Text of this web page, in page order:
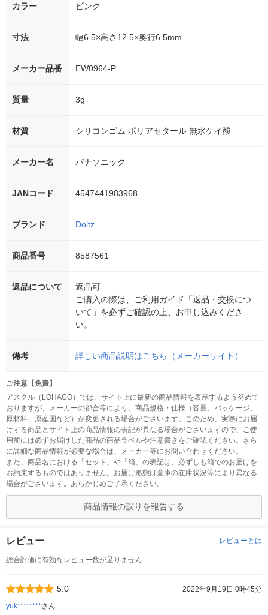
カラー ピンク
寸法 幅6.5×高さ12.5×奥行6.5mm
メーカー品番 EW0964-P
質量 3g
材質 シリコンゴム ポリアセタール 無水ケイ酸
メーカー名 パナソニック
JANコード 4547441983968
ブランド Doltz
商品番号 8587561
返品について
返品可
ご購入の際は、ご利用ガイド「返品・交換につ
いて」を必ずご確認の上、お申し込みくださ
い。
備考 詳しい商品説明はこちら（メーカーサイト）
ご注意【免責】
アスクル（LOHACO）では、サイト上に最新の商品情報を表示するよう努めて
おりますが、メーカーの都合等により、商品規格・仕様（容量、パッケージ、
原材料、原産国など）が変更される場合がございます。このため、実際にお届
けする商品とサイト上の商品情報の表記が異なる場合がございますので、ご使
用前には必ずお届けした商品の商品ラベルや注意書きをご確認ください。さら
に詳細な商品情報が必要な場合は、メーカー等にお問い合わせください。
また、商品名における「セット」や「箱」の表記は、必ずしも箱でのお届けを
お約束するものではありません。お届け形態は倉庫の在庫状況等により異なる
場合がございます。あらかじめご了承ください。
商品情報の誤りを報告する
レビュー レビューとは
総合評価に有効なレビュー数が足りません
5.0
2022年9月19日 0時45分
yuk********さん